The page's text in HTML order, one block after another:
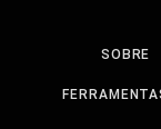
SOBRE